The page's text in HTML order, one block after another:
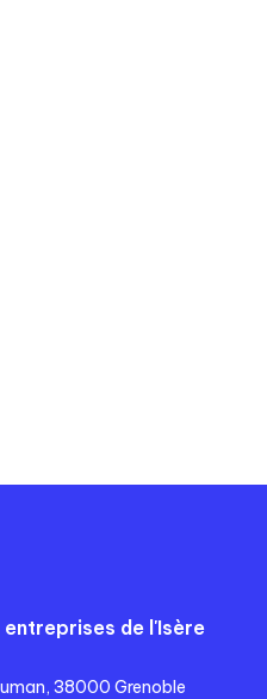
entreprises de l'Isère
38000 Grenoble